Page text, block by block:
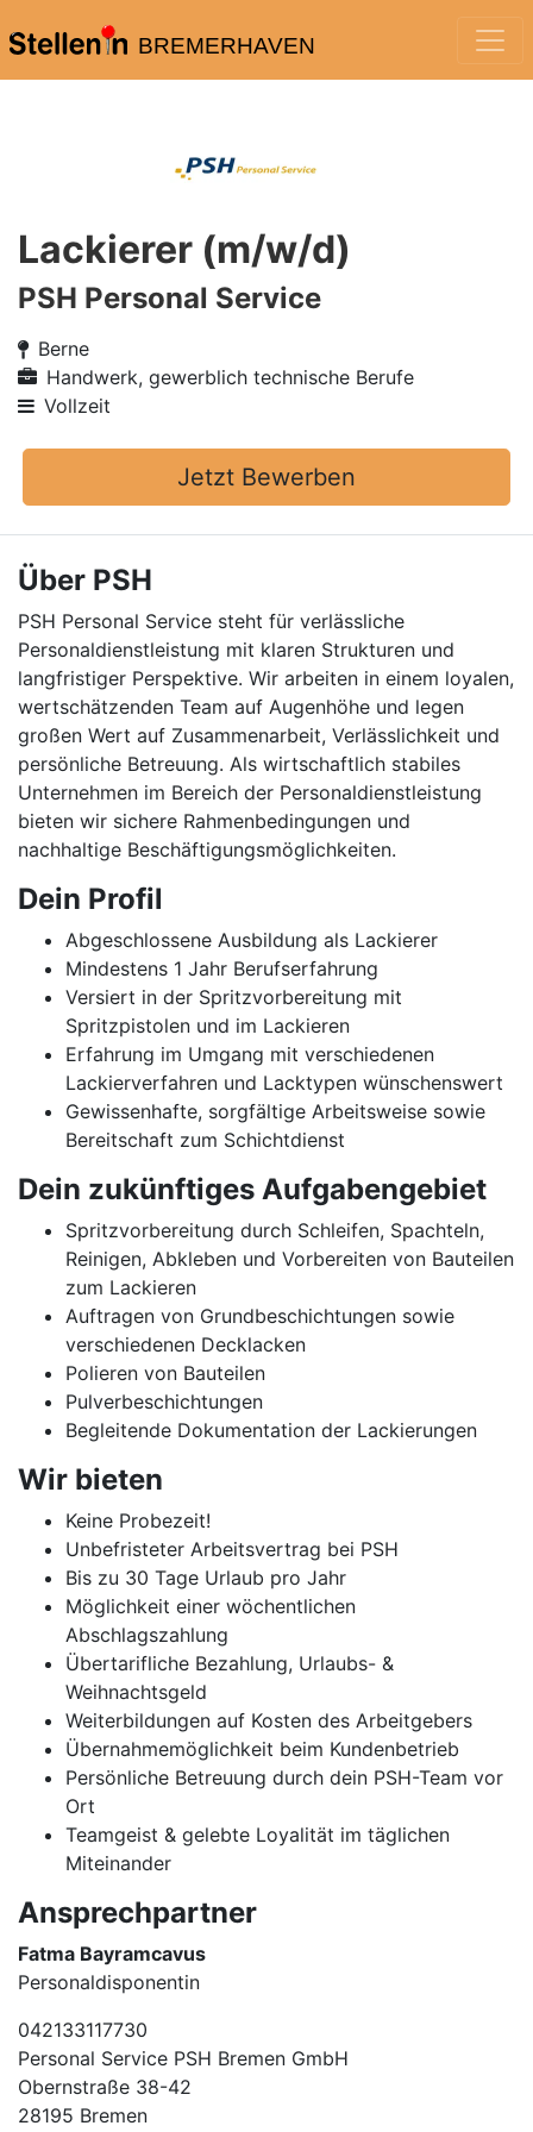
BREMERHAVEN
Lackierer (m/w/d)
PSH Personal Service
Berne
Handwerk, gewerblich technische Berufe
Vollzeit
Jetzt Bewerben
Über PSH
PSH Personal Service steht für verlässliche
Personaldienstleistung mit klaren Strukturen und
langfristiger Perspektive. Wir arbeiten in einem loyalen,
wertschätzenden Team auf Augenhöhe und legen
großen Wert auf Zusammenarbeit, Verlässlichkeit und
persönliche Betreuung. Als wirtschaftlich stabiles
Unternehmen im Bereich der Personaldienstleistung
bieten wir sichere Rahmenbedingungen und
nachhaltige Beschäftigungsmöglichkeiten.
Dein Profil
Abgeschlossene Ausbildung als Lackierer
Mindestens 1 Jahr Berufserfahrung
Versiert in der Spritzvorbereitung mit
Spritzpistolen und im Lackieren
Erfahrung im Umgang mit verschiedenen
Lackierverfahren und Lacktypen wünschenswert
Gewissenhafte, sorgfältige Arbeitsweise sowie
Bereitschaft zum Schichtdienst
Dein zukünftiges Aufgabengebiet
Spritzvorbereitung durch Schleifen, Spachteln,
Reinigen, Abkleben und Vorbereiten von Bauteilen
zum Lackieren
Auftragen von Grundbeschichtungen sowie
verschiedenen Decklacken
Polieren von Bauteilen
Pulverbeschichtungen
Begleitende Dokumentation der Lackierungen
Wir bieten
Keine Probezeit!
Unbefristeter Arbeitsvertrag bei PSH
Bis zu 30 Tage Urlaub pro Jahr
Möglichkeit einer wöchentlichen
Abschlagszahlung
Übertarifliche Bezahlung, Urlaubs- &
Weihnachtsgeld
Weiterbildungen auf Kosten des Arbeitgebers
Übernahmemöglichkeit beim Kundenbetrieb
Persönliche Betreuung durch dein PSH-Team vor
Ort
Teamgeist & gelebte Loyalität im täglichen
Miteinander
Ansprechpartner
Fatma Bayramcavus
Personaldisponentin
042133117730
Personal Service PSH Bremen GmbH
Obernstraße 38-42
28195 Bremen